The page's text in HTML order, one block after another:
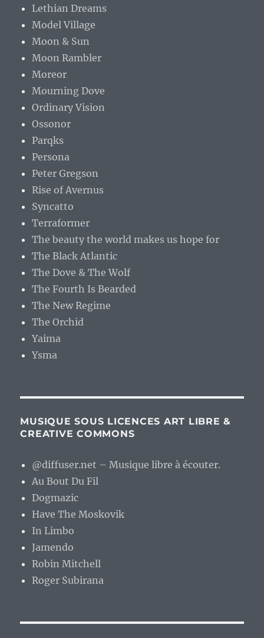
Lethian Dreams
Model Village
Moon & Sun
Moon Rambler
Moreor
Mourning Dove
Ordinary Vision
Ossonor
Parqks
Persona
Peter Gregson
Rise of Avernus
Syncatto
Terraformer
The beauty the world makes us hope for
The Black Atlantic
The Dove & The Wolf
The Fourth Is Bearded
The New Regime
The Orchid
Yaima
Ysma
MUSIQUE SOUS LICENCES ART LIBRE &
CREATIVE COMMONS
@diffuser.net – Musique libre à écouter.
Au Bout Du Fil
Dogmazic
Have The Moskovik
In Limbo
Jamendo
Robin Mitchell
Roger Subirana